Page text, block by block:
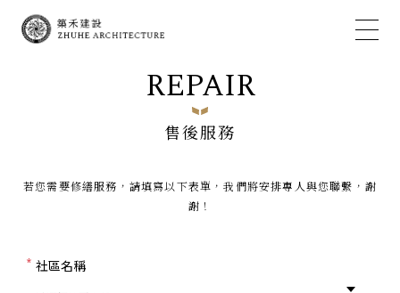
REPAIR
售後服務
若您需要修繕服務，請填寫以下表單，我們將安排專人與您聯繫，謝
謝！
社區名稱